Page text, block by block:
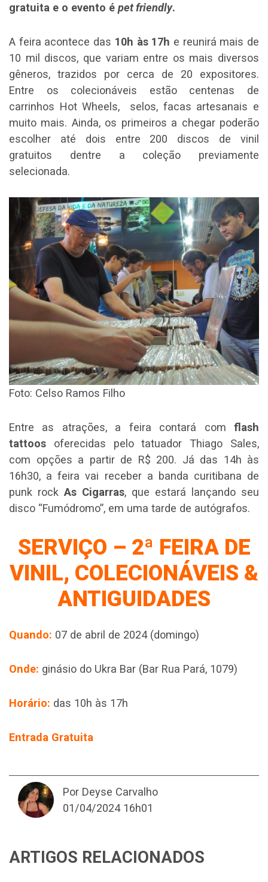
gratuita e o evento é pet friendly.
A feira acontece das 10h às 17h e reunirá mais de
10 mil discos, que variam entre os mais diversos
gêneros, trazidos por cerca de 20 expositores.
Entre os colecionáveis estão centenas de
carrinhos Hot Wheels, selos, facas artesanais e
muito mais. Ainda, os primeiros a chegar poderão
escolher até dois entre 200 discos de vinil
gratuitos dentre a coleção previamente
selecionada.
Foto: Celso Ramos Filho
Entre as atrações, a feira contará com flash
tattoos oferecidas pelo tatuador Thiago Sales,
com opções a partir de R$ 200. Já das 14h às
16h30, a feira vai receber a banda curitibana de
punk rock As Cigarras, que estará lançando seu
disco “Fumódromo”, em uma tarde de autógrafos.
SERVIÇO – 2ª FEIRA DE
VINIL, COLECIONÁVEIS &
ANTIGUIDADES
Quando: 07 de abril de 2024 (domingo)
Onde: ginásio do Ukra Bar (Bar Rua Pará, 1079)
Horário: das 10h às 17h
Entrada Gratuita
Por Deyse Carvalho
01/04/2024 16h01
ARTIGOS RELACIONADOS